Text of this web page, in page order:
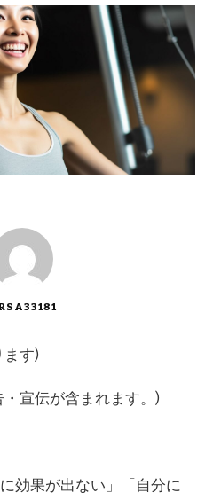
す)
宣伝が含まれます。)
効果が出ない」「自分に